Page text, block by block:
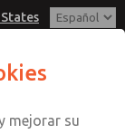
mejorar su